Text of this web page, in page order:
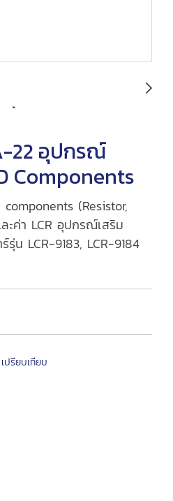
22 อุปกรณ์
Components
(Resistor,
ะค่า LCR อุปกรณ์เสริม
รุ่น LCR-9183, LCR-9184
เปรียบเทียบ